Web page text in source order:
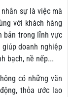
sự là việc mà
với khách hàng
bản trong lĩnh vực
doanh nghiệp
bạch, nề nếp...
có những văn
thỏa ước lao